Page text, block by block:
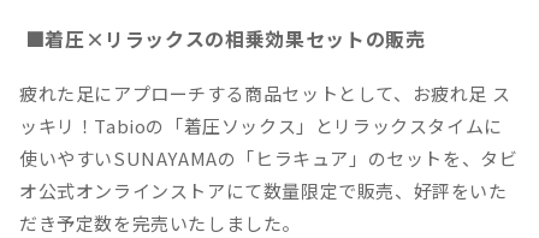
■着圧×リラックスの相乗効果セットの販売
疲れた足にアプローチする商品セットとして、お疲れ足 ス
ッキリ！Tabioの「着圧ソックス」とリラックスタイムに
使いやすいSUNAYAMAの「ヒラキュア」のセットを、タビ
オ公式オンラインストアにて数量限定で販売、好評をいた
だき予定数を完売いたしました。